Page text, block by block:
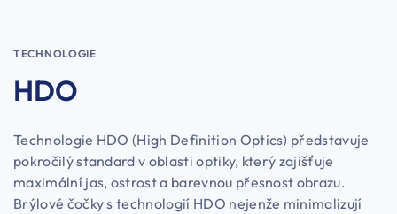
TECHNOLOGIE
HDO
Technologie HDO (High Definition Optics) představuje
pokročilý standard v oblasti optiky, který zajišťuje
maximální jas, ostrost a barevnou přesnost obrazu.
Brýlové čočky s technologií HDO nejenže minimalizují